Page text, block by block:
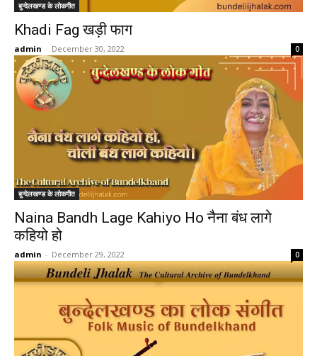
बुन्देलखण्ड के लोकगीत
Khadi Fag खड़ी फाग
admin - December 30, 2022 0
बुन्देलखण्ड के लोकगीत
Naina Bandh Lage Kahiyo Ho नैना बंध लागे
कहियो हो
admin - December 29, 2022 0